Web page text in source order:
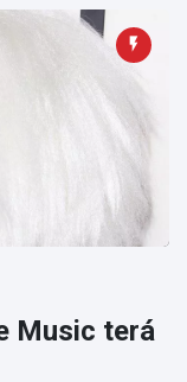
Music terá